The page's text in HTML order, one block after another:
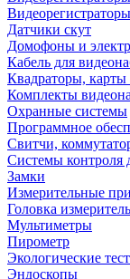
Датчики скут
Домофоны и
Кабель для
Квадраторы, карты
Комплекты
Охранные системы
Программное
Свитчи,
Системы контроля
Замки
Измерительные
Головка
Мультиметры
Пирометр
Экологические
Эндоскопы